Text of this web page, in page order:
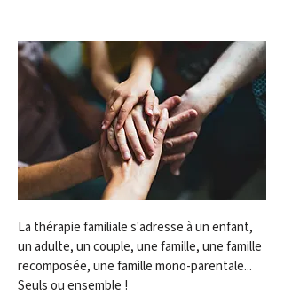
La thérapie familiale s'adresse à un enfant,
un adulte, un couple, une famille, une famille
recomposée, une famille mono-parentale...
Seuls ou ensemble !